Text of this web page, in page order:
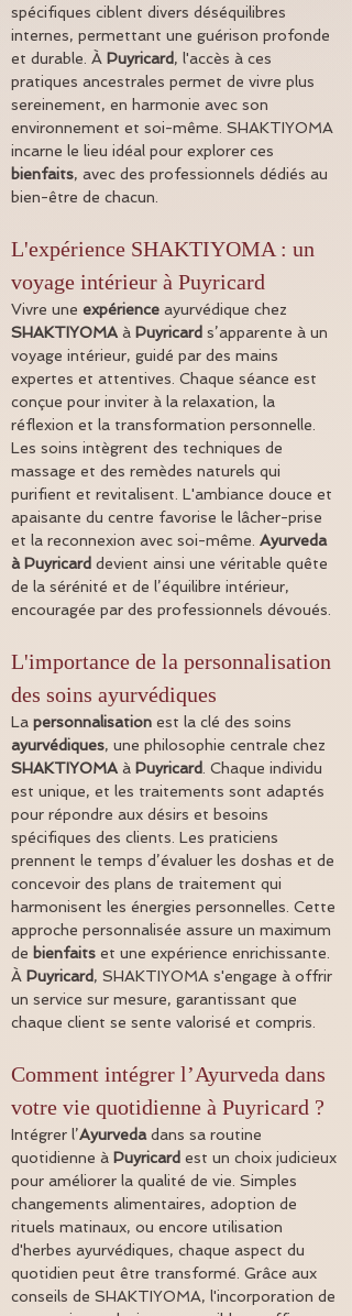
spécifiques ciblent divers déséquilibres
internes, permettant une guérison profonde
et durable. À Puyricard, l'accès à ces
pratiques ancestrales permet de vivre plus
sereinement, en harmonie avec son
environnement et soi-même. SHAKTIYOMA
incarne le lieu idéal pour explorer ces
bienfaits, avec des professionnels dédiés au
bien-être de chacun.
L'expérience SHAKTIYOMA : un
voyage intérieur à Puyricard
Vivre une expérience ayurvédique chez
SHAKTIYOMA à Puyricard s’apparente à un
voyage intérieur, guidé par des mains
expertes et attentives. Chaque séance est
conçue pour inviter à la relaxation, la
réflexion et la transformation personnelle.
Les soins intègrent des techniques de
massage et des remèdes naturels qui
purifient et revitalisent. L'ambiance douce et
apaisante du centre favorise le lâcher-prise
et la reconnexion avec soi-même. Ayurveda
à Puyricard devient ainsi une véritable quête
de la sérénité et de l’équilibre intérieur,
encouragée par des professionnels dévoués.
L'importance de la personnalisation
des soins ayurvédiques
La personnalisation est la clé des soins
ayurvédiques, une philosophie centrale chez
SHAKTIYOMA à Puyricard . Chaque individu
est unique, et les traitements sont adaptés
pour répondre aux désirs et besoins
spécifiques des clients. Les praticiens
prennent le temps d’évaluer les doshas et de
concevoir des plans de traitement qui
harmonisent les énergies personnelles. Cette
approche personnalisée assure un maximum
de bienfaits et une expérience enrichissante.
À Puyricard, SHAKTIYOMA s'engage à offrir
un service sur mesure, garantissant que
chaque client se sente valorisé et compris.
Comment intégrer l’Ayurveda dans
votre vie quotidienne à Puyricard ?
Intégrer l’Ayurveda dans sa routine
quotidienne à Puyricard est un choix judicieux
pour améliorer la qualité de vie. Simples
changements alimentaires, adoption de
rituels matinaux, ou encore utilisation
d'herbes ayurvédiques, chaque aspect du
quotidien peut être transformé. Grâce aux
conseils de SHAKTIYOMA, l'incorporation de